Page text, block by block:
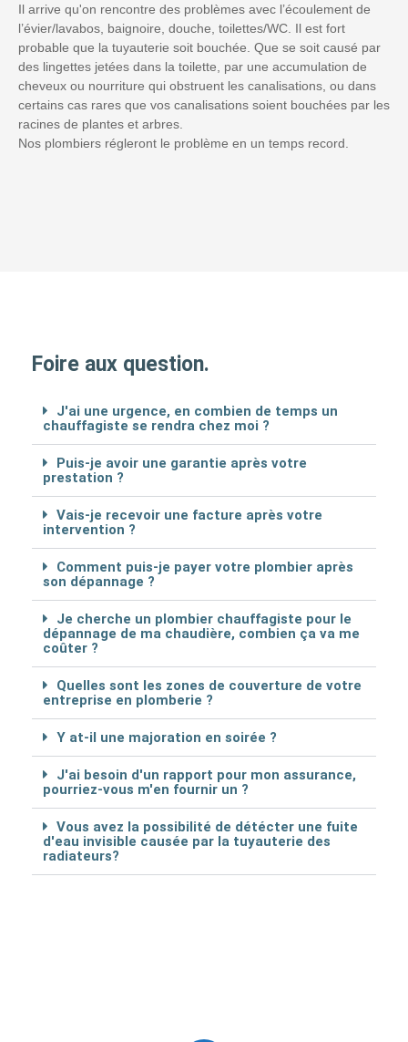
Il arrive qu'on rencontre des problèmes avec l’écoulement de
l’évier/lavabos, baignoire, douche, toilettes/WC. Il est fort
probable que la tuyauterie soit bouchée. Que se soit causé par
des lingettes jetées dans la toilette, par une accumulation de
cheveux ou nourriture qui obstruent les canalisations, ou dans
certains cas rares que vos canalisations soient bouchées par les
racines de plantes et arbres.
Nos plombiers régleront le problème en un temps record.
Foire aux question.
J'ai une urgence, en combien de temps un
chauffagiste se rendra chez moi ?
Puis-je avoir une garantie après votre
prestation ?
Vais-je recevoir une facture après votre
intervention ?
Comment puis-je payer votre plombier après
son dépannage ?
Je cherche un plombier chauffagiste pour le
dépannage de ma chaudière, combien ça va me
coûter ?
Quelles sont les zones de couverture de votre
entreprise en plomberie ?
Y at-il une majoration en soirée ?
J'ai besoin d'un rapport pour mon assurance,
pourriez-vous m'en fournir un ?
Vous avez la possibilité de détécter une fuite
d'eau invisible causée par la tuyauterie des
radiateurs?